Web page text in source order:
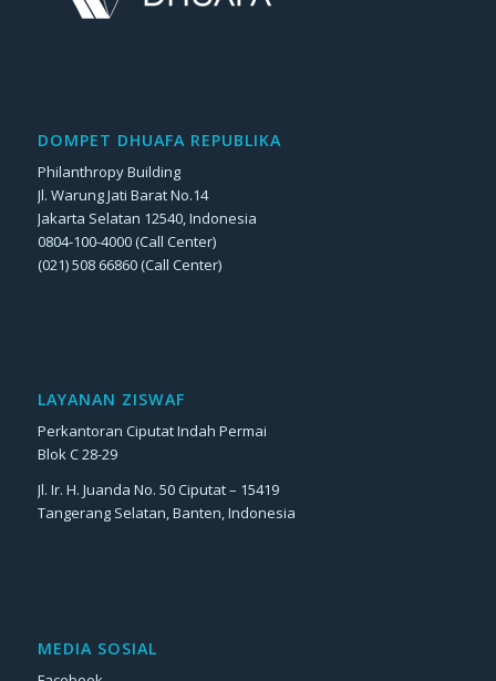
DOMPET DHUAFA REPUBLIKA
Philanthropy Building
Jl. Warung Jati Barat No.14
Jakarta Selatan 12540, Indonesia
0804-100-4000 (Call Center)
(021) 508 66860 (Call Center)
LAYANAN ZISWAF
Perkantoran Ciputat Indah Permai
Blok C 28-29
Jl. Ir. H. Juanda No. 50 Ciputat – 15419
Tangerang Selatan, Banten, Indonesia
MEDIA SOSIAL